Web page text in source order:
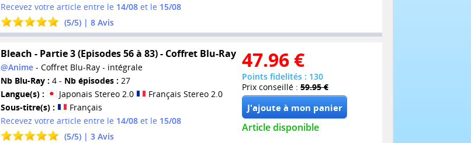
Recevez votre article entre le 14/08et le 15/08
(5/5) | 8Avis
Bleach - Partie 3 (Episodes 56 à 83) - Coffret Blu-Ray
@Anime- Coffret Blu-Ray - intégrale
Nb Blu-Ray : 4 - Nb épisodes : 27
Langue(s) :
Japonais Stereo 2.0
Français Stereo 2.0
Sous-titre(s) :
Français
Recevez votre article entre le 14/08et le 15/08
(5/5) | 3Avis
47.96 €
Points fidelités : 130
Prix conseillé : 59.95 €
Article disponible